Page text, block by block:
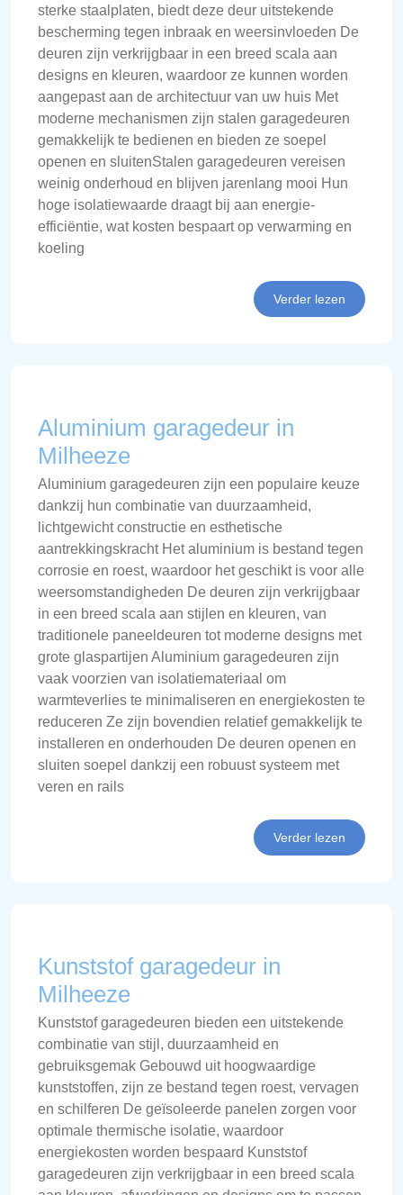
sterke staalplaten, biedt deze deur uitstekende
bescherming tegen inbraak en weersinvloeden De
deuren zijn verkrijgbaar in een breed scala aan
designs en kleuren, waardoor ze kunnen worden
aangepast aan de architectuur van uw huis Met
moderne mechanismen zijn stalen garagedeuren
gemakkelijk te bedienen en bieden ze soepel
openen en sluitenStalen garagedeuren vereisen
weinig onderhoud en blijven jarenlang mooi Hun
hoge isolatiewaarde draagt bij aan energie-
efficiëntie, wat kosten bespaart op verwarming en
koeling
Verder lezen
Aluminium garagedeur in
Milheeze
Aluminium garagedeuren zijn een populaire keuze
dankzij hun combinatie van duurzaamheid,
lichtgewicht constructie en esthetische
aantrekkingskracht Het aluminium is bestand tegen
corrosie en roest, waardoor het geschikt is voor alle
weersomstandigheden De deuren zijn verkrijgbaar
in een breed scala aan stijlen en kleuren, van
traditionele paneeldeuren tot moderne designs met
grote glaspartijen Aluminium garagedeuren zijn
vaak voorzien van isolatiemateriaal om
warmteverlies te minimaliseren en energiekosten te
reduceren Ze zijn bovendien relatief gemakkelijk te
installeren en onderhouden De deuren openen en
sluiten soepel dankzij een robuust systeem met
veren en rails
Verder lezen
Kunststof garagedeur in
Milheeze
Kunststof garagedeuren bieden een uitstekende
combinatie van stijl, duurzaamheid en
gebruiksgemak Gebouwd uit hoogwaardige
kunststoffen, zijn ze bestand tegen roest, vervagen
en schilferen De geïsoleerde panelen zorgen voor
optimale thermische isolatie, waardoor
energiekosten worden bespaard Kunststof
garagedeuren zijn verkrijgbaar in een breed scala